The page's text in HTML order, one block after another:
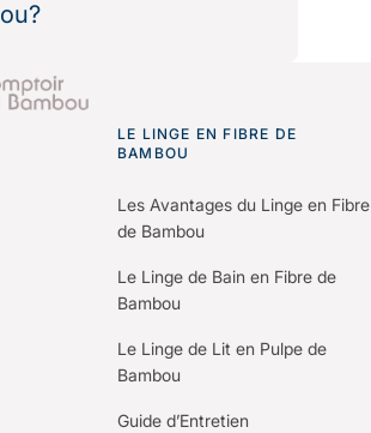
les informations
produits pour vos
de certification (Green
Verte, Ecolabel…).
suffit de nous contacter via le
“Espace Professionnels”
de notre équipe vous
pour comprendre vos
et construire une offre
LE LINGE EN FIBRE DE
BAMBOU
Les Avantages du Linge en Fibre
de Bambou
Le Linge de Bain en Fibre de
Bambou
Le Linge de Lit en Pulpe de
Bambou
Guide d’Entretien